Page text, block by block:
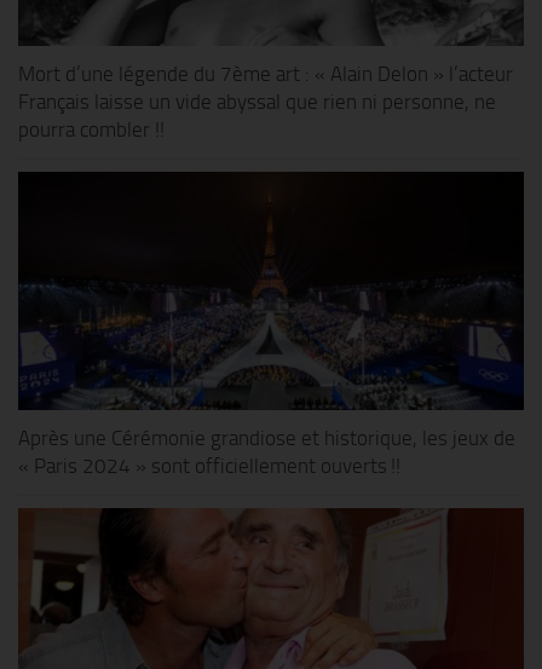
Mort d’une légende du 7ème art : « Alain Delon » l’acteur
Français laisse un vide abyssal que rien ni personne, ne
pourra combler !!
Après une Cérémonie grandiose et historique, les jeux de
« Paris 2024 » sont officiellement ouverts !!